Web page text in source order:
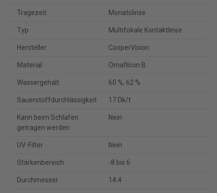
Tragezeit Monatslinse
Typ Multifokale Kontaktlinse
Hersteller CooperVision
Material Omafilcon B
Wassergehalt 60 %, 62 %
Sauerstoffdurchlässigkeit 17 Dk/t
Kann beim Schlafen
getragen werden
Nein
UV-Filter Nein
Stärkenbereich -8 bis 6
Durchmesser 14.4